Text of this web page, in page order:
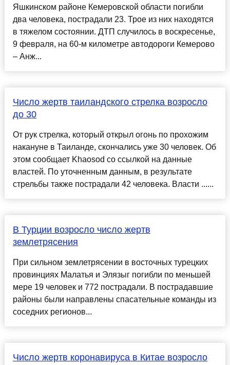
Яшкинском районе Кемеровской области погибли
два человека, пострадали 23. Трое из них находятся
в тяжелом состоянии. ДТП случилось в воскресенье,
9 февраля, на 60-м километре автодороги Кемерово
– Анж...
Число жертв таиландского стрелка возросло
до 30
От рук стрелка, который открыл огонь по прохожим
накануне в Таиланде, скончались уже 30 человек. Об
этом сообщает Khaosod со ссылкой на данные
властей. По уточненным данным, в результате
стрельбы также пострадали 42 человека. Власти ......
В Турции возросло число жертв
землетрясения
При сильном землетрясении в восточных турецких
провинциях Малатья и Элязыг погибли по меньшей
мере 19 человек и 772 пострадали. В пострадавшие
районы были направлены спасательные команды из
соседних регионов...
Число жертв коронавируса в Китае возросло